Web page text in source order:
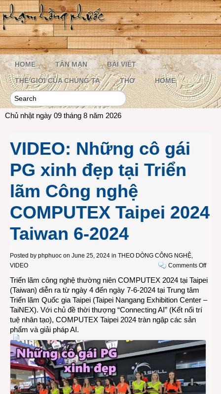
HOME TẢN MẠN BÀI VIẾT
THẾ GIỚI CỦA CHÚNG TA THƠ HOME
Chủ nhật ngày 09 tháng 8 năm 2026
VIDEO: Những cô gái
PG xinh đẹp tại Triển
lãm Công nghệ
COMPUTEX Taipei 2024
Taiwan 6-2024
Posted by phphuoc on June 25, 2024 in THEO DÒNG CÔNG NGHỆ,
VIDEO
Comments Offon
Triển lãm công nghệ thường niên COMPUTEX 2024 tại Taipei
(Taiwan) diễn ra từ ngày 4 đến ngày 7-6-2024 tại Trung tâm
Triển lãm Quốc gia Taipei (Taipei Nangang Exhibition Center –
TaiNEX). Với chủ đề thời thượng “Connecting AI” (Kết nối trí
tuệ nhân tạo), COMPUTEX Taipei 2024 tràn ngập các sản
phẩm và giải pháp AI.